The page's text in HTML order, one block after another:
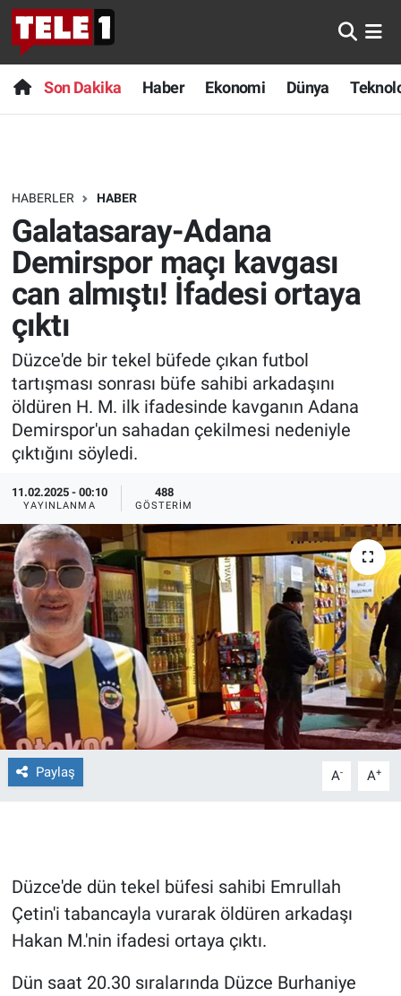
Son Dakika Haber Ekonomi Dünya
HABERLER HABER
Galatasaray-Adana
Demirspor maçı kavgası
can almıştı! İfadesi ortaya
çıktı
Düzce'de bir tekel büfede çıkan futbol
tartışması sonrası büfe sahibi arkadaşını
öldüren H. M. ilk ifadesinde kavganın Adana
Demirspor'un sahadan çekilmesi nedeniyle
çıktığını söyledi.
11.02.2025 - 00:10
YAYINLANMA
488
GÖSTERIM
Paylaş A- A+
Düzce'de dün tekel büfesi sahibi Emrullah
Çetin'i tabancayla vurarak öldüren arkadaşı
Hakan M.'nin ifadesi ortaya çıktı.
Dün saat 20.30 sıralarında Düzce Burhaniye
Anında Manşet
Başka Sohbetler
Bilim turu
Bilim ve Teknoloji Evreni
Doğa Konuşuyor
Dünya
Ege Saati
Ege'den Esintiler
Eğlence
Ekonomi
Forum
Gerçeğin İzinde
Gün Başlıyor
Gün Bitiyor
Günün görüntüsü
Haber
İlan
Son Dakika
Haber
Dünya
Teknoloji
Sağlık
Spor
Yayın Akışı
İletişim
Nöbetçi Eczaneler
Hava Durumu
Trafik Durumu
Süper Lig Puan Durumu ve Fikstür
Tüm Manşetler
Son Dakika Haberleri
Haber Arşivi